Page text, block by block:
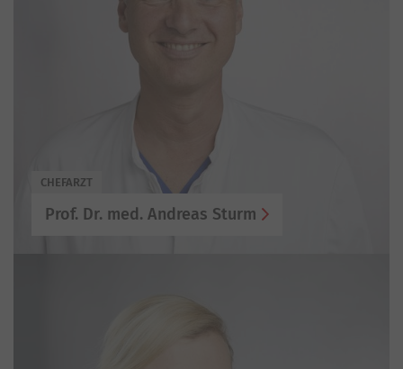
CHEFARZT
Prof. Dr. med. Andreas Sturm